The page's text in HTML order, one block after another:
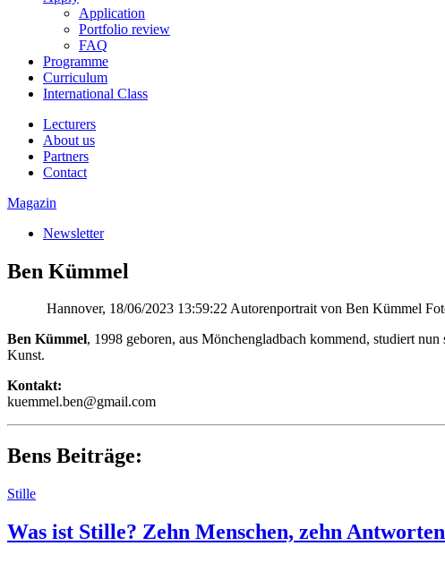
Application
Portfolio review
FAQ
Programme
Curriculum
International Class
Lecturers
About us
Partners
Contact
Magazin
Newsletter
Ben Kümmel
Hannover, 18/06/2023 13:59:22 Autorenportrait von Ben Kümmel
Ben Kümmel, 1998 geboren, aus Mönchengladbach kommend, studiert
Kunst.
Kontakt:
kuemmel.ben@gmail.com
Bens Beiträge:
Stille
Was ist Stille? Zehn Menschen, zehn